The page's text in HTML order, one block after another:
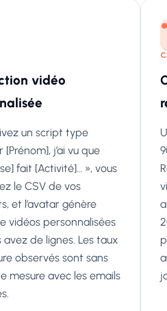
vidéo
un script type
[Prénom], j’ai vu que
fait [Activité]… », vous
le CSV de vos
et l’avatar génère
vidéos personnalisées
avez de lignes. Les taux
observés sont sans
mesure avec les emails